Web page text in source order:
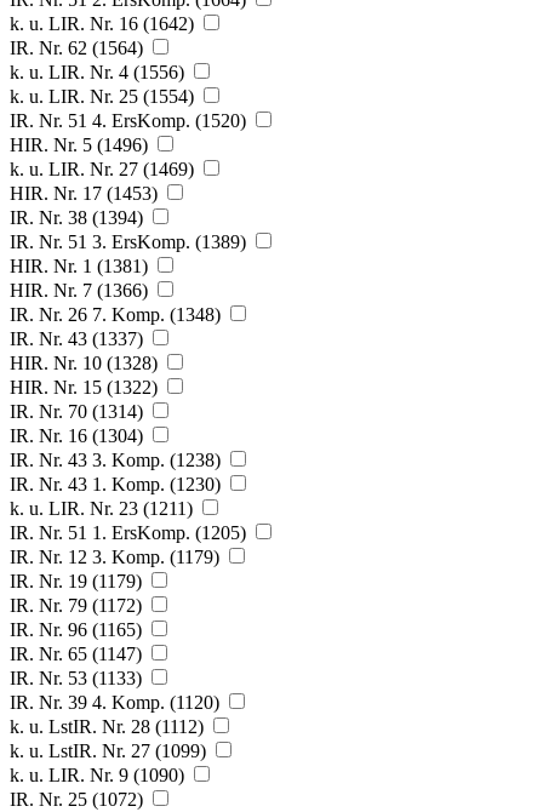
k. u. LIR. Nr. 16 (1642)
IR. Nr. 62 (1564)
k. u. LIR. Nr. 4 (1556)
k. u. LIR. Nr. 25 (1554)
IR. Nr. 51 4. ErsKomp. (1520)
HIR. Nr. 5 (1496)
k. u. LIR. Nr. 27 (1469)
HIR. Nr. 17 (1453)
IR. Nr. 38 (1394)
IR. Nr. 51 3. ErsKomp. (1389)
HIR. Nr. 1 (1381)
HIR. Nr. 7 (1366)
IR. Nr. 26 7. Komp. (1348)
IR. Nr. 43 (1337)
HIR. Nr. 10 (1328)
HIR. Nr. 15 (1322)
IR. Nr. 70 (1314)
IR. Nr. 16 (1304)
IR. Nr. 43 3. Komp. (1238)
IR. Nr. 43 1. Komp. (1230)
k. u. LIR. Nr. 23 (1211)
IR. Nr. 51 1. ErsKomp. (1205)
IR. Nr. 12 3. Komp. (1179)
IR. Nr. 19 (1179)
IR. Nr. 79 (1172)
IR. Nr. 96 (1165)
IR. Nr. 65 (1147)
IR. Nr. 53 (1133)
IR. Nr. 39 4. Komp. (1120)
k. u. LstIR. Nr. 28 (1112)
k. u. LstIR. Nr. 27 (1099)
k. u. LIR. Nr. 9 (1090)
IR. Nr. 25 (1072)